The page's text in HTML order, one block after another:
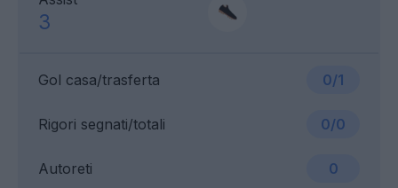
3
Gol casa/trasferta 0/1
Rigori segnati/totali 0/0
Autoreti 0